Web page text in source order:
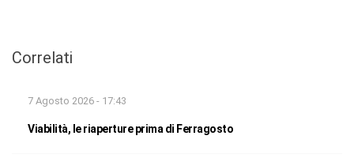
Correlati
7 Agosto 2026 - 17:43
Viabilità, le riaperture prima di Ferragosto